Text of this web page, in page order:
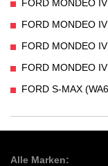
FORD MONDEO
FORD MONDEO
FORD MONDEO
FORD MONDEO
FORD S-MAX
Alle Marken: